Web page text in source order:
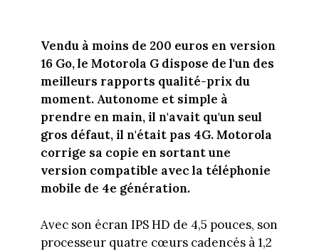
Vendu à moins de 200 euros en version
16 Go, le Motorola G dispose de l'un des
meilleurs rapports qualité-prix du
moment. Autonome et simple à
prendre en main, il n'avait qu'un seul
gros défaut, il n'était pas 4G. Motorola
corrige sa copie en sortant une
version compatible avec la téléphonie
mobile de 4e génération.
Avec son écran IPS HD de 4,5 pouces, son
processeur quatre cœurs cadencés à 1,2